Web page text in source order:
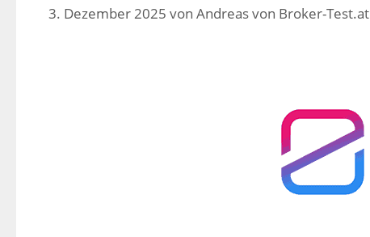
3. Dezember 2025 von Andreas von Broker-Test.at